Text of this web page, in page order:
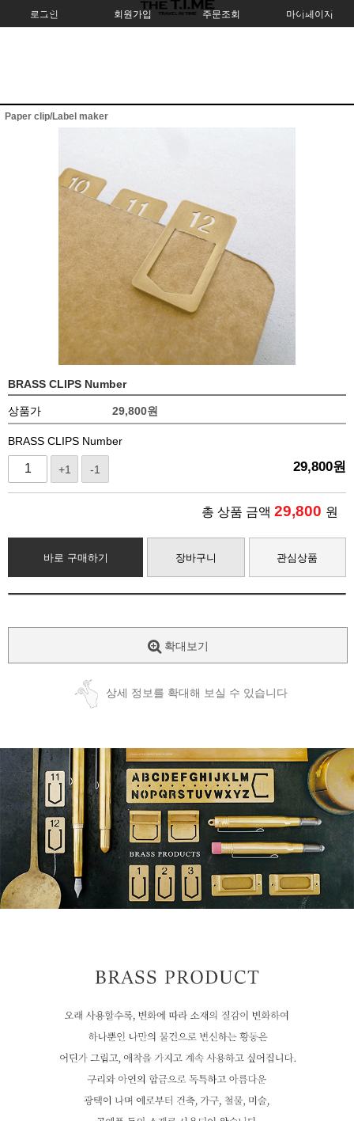
로그인 회원가입 주문조회 마이페이지
Paper clip/Label maker
BRASS CLIPS Number
상품가 29,800원
BRASS CLIPS Number
+1 -1 29,800원
총 상품 금액 29,800 원
바로 구매하기 장바구니 관심상품
확대보기
상세 정보를 확대해 보실 수 있습니다